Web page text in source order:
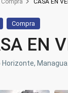
Compra CASA EN
Compra
EN
Horizonte,